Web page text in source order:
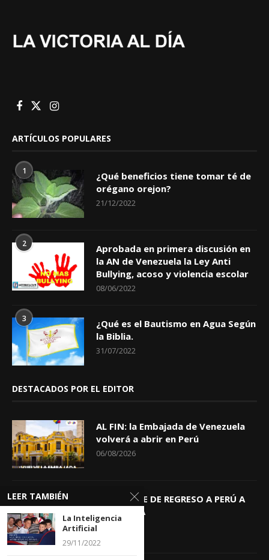
ARTÍCULOS POPULARES
1
¿Qué beneficios tiene tomar té de
orégano orejon?
21/12/2022
2
Aprobada en primera discusión en
la AN de Venezuela la Ley Anti
Bullying, acoso y violencia escolar
08/06/2022
3
¿Qué es el Bautismo en Agua Según
la Biblia.
31/07/2022
DESTACADOS POR EL EDITOR
AL FIN: la Embajada de Venezuela
volverá a abrir en Perú
06/08/2026
KEIKO TRAE DE REGRESO A PERÚ A
GIOVANNA
04/08/2026
LEER TAMBIÉN
La Inteligencia
Artificial
29/11/2022